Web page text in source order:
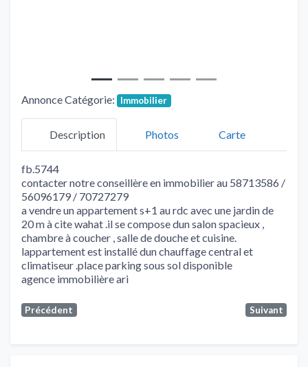
Annonce Catégorie: Immobilier
Description Photos Carte
fb.5744
contacter notre conseillère en immobilier au 58713586 /
56096179 / 70727279
a vendre un appartement s+1 au rdc avec une jardin de
20 m à cite wahat .il se compose dun salon spacieux ,
chambre à coucher , salle de douche et cuisine.
lappartement est installé dun chauffage central et
climatiseur .place parking sous sol disponible
agence immobilière ari
Précédent Suivant